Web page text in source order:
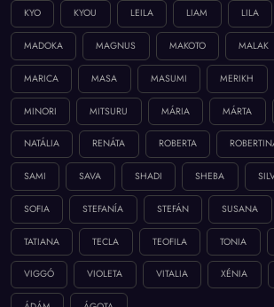
KYO KYOU LEILA LIAM LILA
MADOKA MAGNUS MAKOTO MALAK
MARICA MASA MASUMI MERIKH
MINORI MITSURU MÁRIA MÁRTA
NATÁLIA RENÁTA ROBERTA
SAMI SAVA SHADI SHEBA
SOFIA STEFANÍA STEFÁN SUSANA
TATIANA TECLA TEOFILA TONIA
VIGGÓ VIOLETA VITALIA XÉNIA